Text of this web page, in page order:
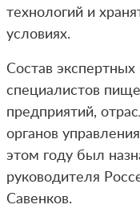
технологий и
условиях.
Состав
специалистов
предприятий,
органов
этом году был
руководителя
Савенков.